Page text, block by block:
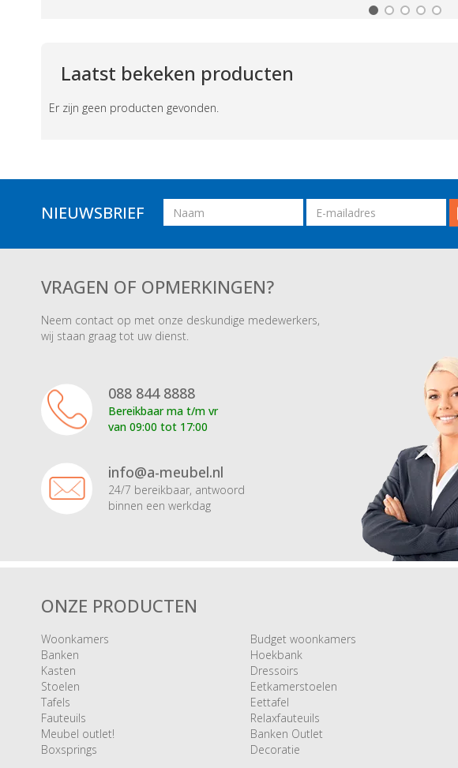
Laatst bekeken producten
Er zijn geen producten gevonden.
NIEUWSBRIEF Naam
Email
adres
VRAGEN OF OPMERKINGEN?
Neem contact op met onze deskundige medewerkers,
wij staan graag tot uw dienst.
088 844 8888
Bereikbaar ma t/m vr
van 09:00 tot 17:00
info@a-meubel.nl
24/7 bereikbaar, antwoord
binnen een werkdag
ONZE PRODUCTEN
Woonkamers
Banken
Kasten
Stoelen
Tafels
Fauteuils
Meubel outlet!
Boxsprings
Budget woonkamers
Hoekbank
Dressoirs
Eetkamerstoelen
Eettafel
Relaxfauteuils
Banken Outlet
Decoratie